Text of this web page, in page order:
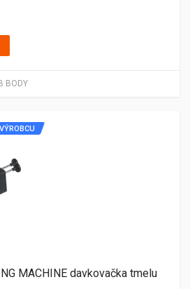
BODY
MACHINE davkovačka tmelu